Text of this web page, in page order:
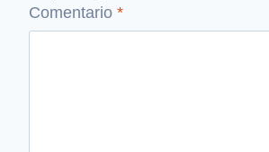
Comentario *